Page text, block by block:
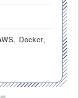
Docker